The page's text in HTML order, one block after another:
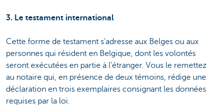
3. Le testament international
Cette forme de testament s'adresse aux Belges ou aux
personnes qui résident en Belgique, dont les volontés
seront exécutées en partie à l’étranger. Vous le remettez
au notaire qui, en présence de deux témoins, rédige une
déclaration en trois exemplaires consignant les données
requises par la loi.